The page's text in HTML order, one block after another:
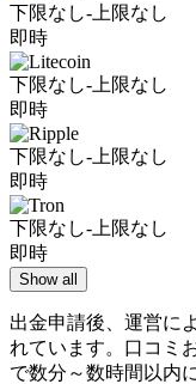
下限なし-上限なし
即時
下限なし-上限なし
即時
下限なし-上限なし
即時
下限なし-上限なし
即時
Show all
出金申請後、運営に
れています。口コミ
で数分～数時間以内